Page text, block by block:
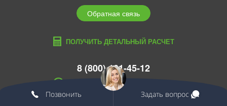
Обратная связь
ПОЛУЧИТЬ ДЕТАЛЬНЫЙ РАСЧЕТ
8 (800) 101-45-12
habarovsk@edcons.ru
Позвонить Задать вопрос